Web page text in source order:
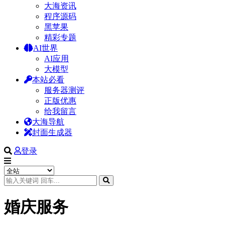
大海资讯
程序源码
黑苹果
精彩专题
AI世界
AI应用
大模型
本站必看
服务器测评
正版优惠
给我留言
大海导航
封面生成器
登录
婚庆服务